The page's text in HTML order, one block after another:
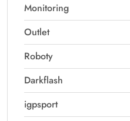
Monitoring
Outlet
Roboty
Darkflash
igpsport